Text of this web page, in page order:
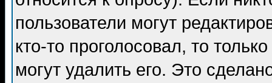
пользователи могут
кто-то проголосовал, то
могут удалить его. Это